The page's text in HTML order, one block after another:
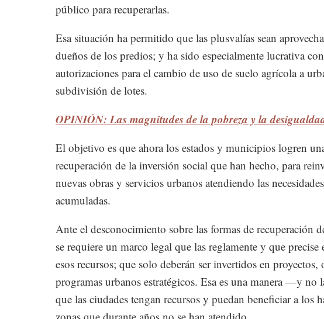
público para recuperarlas.
Esa situación ha permitido que las plusvalías sean
dueños de los predios; y ha sido especialmente lucrativa
autorizaciones para el cambio de uso de suelo agrícola a
subdivisión de lotes.
OPINIÓN: Las magnitudes de la pobreza y la
El objetivo es que ahora los estados y municipios logren
recuperación de la inversión social que han hecho, para
nuevas obras y servicios urbanos atendiendo las
acumuladas.
Ante el desconocimiento sobre las formas de recuperación
se requiere un marco legal que las reglamente y que precise
esos recursos; que solo deberán ser invertidos en proyectos,
programas urbanos estratégicos. Esa es una manera —y
que las ciudades tengan recursos y puedan beneficiar a los